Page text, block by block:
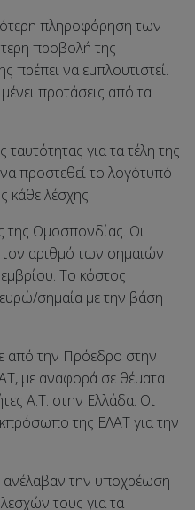
πληροφόρηση των
προβολή της
πρέπει να εμπλουτιστεί.
προτάσεις από τα
ταυτότητας για τα τέλη της
προστεθεί το λογότυπό
κάθε λέσχης.
της Ομοσπονδίας. Οι
τον αριθμό των σημαιών
Το κόστος
σημαία με την βάση
από την Πρόεδρο στην
με αναφορά σε θέματα
Α.Τ. στην Ελλάδα. Οι
της ΕΛΑΤ για την
ανέλαβαν την υποχρέωση
τους για τα